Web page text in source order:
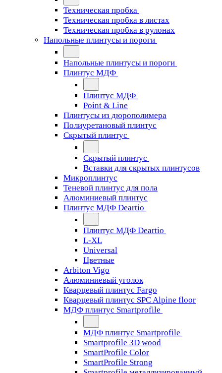
Техническая пробка
Техническая пробка в листах
Техническая пробка в рулонах
Напольные плинтусы и пороги
Напольные плинтусы и пороги
Плинтус МДФ
Плинтус МДФ
Point & Line
Плинтусы из дюрополимера
Полиуретановый плинтус
Скрытый плинтус
Скрытый плинтус
Вставки для скрытых плинтусов
Микроплинтус
Теневой плинтус для пола
Алюминиевый плинтус
Плинтус МДФ Deartio
Плинтус МДФ Deartio
L-XL
Universal
Цветные
Arbiton Vigo
Алюминиевый уголок
Кварцевый плинтус Fargo
Кварцевый плинтус SPC Alpine floor
МДФ плинтус Smartprofile
МДФ плинтус Smartprofile
Smartprofile 3D wood
SmartProfile Color
SmartProfile Strong